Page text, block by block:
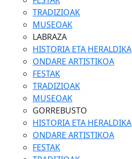
TRADIZIOAK
MUSEOAK
LABRAZA
HISTORIA ETA HERALDIKA
ONDARE ARTISTIKOA
FESTAK
TRADIZIOAK
MUSEOAK
GORREBUSTO
HISTORIA ETA HERALDIKA
ONDARE ARTISTIKOA
FESTAK